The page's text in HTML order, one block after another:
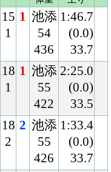
(0.0)
33.7
1:32.8
33.0
1:21.5
1:36.3
(0.2)
34.7